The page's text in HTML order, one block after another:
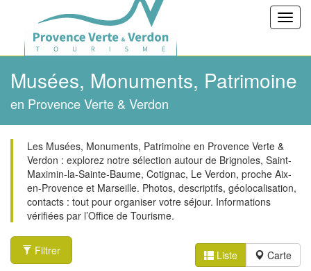
Musées, Monuments, Patrimoine
en Provence Verte & Verdon
Les Musées, Monuments, Patrimoine en Provence Verte &
Verdon : explorez notre sélection autour de Brignoles, Saint-
Maximin-la-Sainte-Baume, Cotignac, Le Verdon, proche Aix-
en-Provence et Marseille. Photos, descriptifs, géolocalisation,
contacts : tout pour organiser votre séjour. Informations
vérifiées par l’Office de Tourisme.
Filtrer Liste Carte